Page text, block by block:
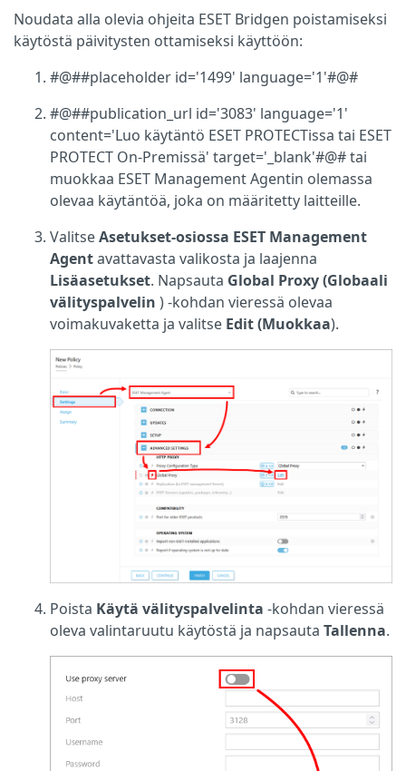
Noudata alla olevia ohjeita ESET Bridgen poistamiseksi
käytöstä päivitysten ottamiseksi käyttöön:
#@##placeholder id='1499' language='1'#@#
#@##publication_url id='3083' language='1'
content='Luo käytäntö ESET PROTECTissa tai ESET
PROTECT On-Premissä' target='_blank'#@# tai
muokkaa ESET Management Agentin olemassa
olevaa käytäntöä, joka on määritetty laitteille.
ValitseAsetukset-osiossa ESET Management
Agentavattavasta valikosta ja laajenna
Lisäasetukset. Napsauta Global Proxy (Globaali
välityspalvelin ) -kohdan vieressä olevaa
voimakuvaketta ja valitse Edit (Muokkaa).
Poista Käytä välityspalvelinta -kohdan vieressä
oleva valintaruutu käytöstä ja napsauta Tallenna.